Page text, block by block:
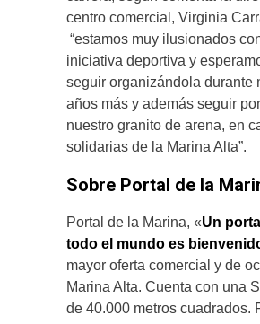
centro comercial, Virginia
“estamos muy ilusionados
iniciativa deportiva y
seguir organizándola durante
años más y además seguir
nuestro granito de arena, en
solidarias de la Marina Alta”.
Sobre Portal de la
Portal de la Marina, «Un
todo el mundo es
mayor oferta comercial y de
Marina Alta. Cuenta con una
de 40.000 metros cuadrados.